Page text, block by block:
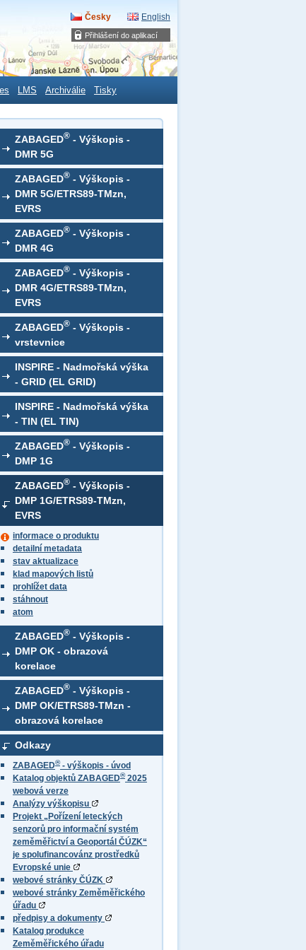
Přihlášení do aplikací
Česky English
LMS Archiválie Tisky
ZABAGED® - Výškopis -
DMR 5G
ZABAGED® - Výškopis -
DMR 5G/ETRS89-TMzn,
EVRS
ZABAGED® - Výškopis -
DMR 4G
ZABAGED® - Výškopis -
DMR 4G/ETRS89-TMzn,
EVRS
ZABAGED® - Výškopis -
vrstevnice
INSPIRE - Nadmořská výška
- GRID (EL GRID)
INSPIRE - Nadmořská výška
- TIN (EL TIN)
ZABAGED® - Výškopis -
DMP 1G
ZABAGED® - Výškopis -
DMP 1G/ETRS89-TMzn,
EVRS
informace o produktu
detailní metadata
stav aktualizace
klad mapových listů
prohlížet data
stáhnout
atom
ZABAGED® - Výškopis -
DMP OK - obrazová
korelace
ZABAGED® - Výškopis -
DMP OK/ETRS89-TMzn -
obrazová korelace
Odkazy
ZABAGED®- výškopis - úvod
Katalog objektů ZABAGED®2025
webová verze
Analýzy výškopisu
Projekt „Pořízení leteckých
senzorů pro informační systém
zeměměřictví a Geoportál ČÚZK“
je spolufinancovánz prostředků
Evropské unie
webové stránky ČÚZK
webové stránky Zeměměřického
úřadu
předpisy a dokumenty
Katalog produkce
Zeměměřického úřadu